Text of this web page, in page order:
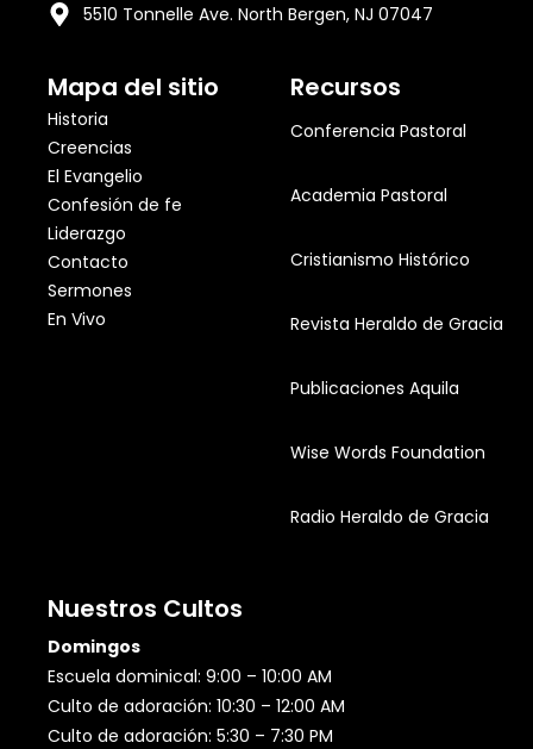
5510 Tonnelle Ave. North Bergen, NJ 07047
Mapa del sitio
Historia
Creencias
El Evangelio
Confesión de fe
Liderazgo
Contacto
Sermones
En Vivo
Recursos
Conferencia Pastoral
Academia Pastoral
Cristianismo Histórico
Revista Heraldo de Gracia
Publicaciones Aquila
Wise Words Foundation
Radio Heraldo de Gracia
Nuestros Cultos
Domingos
Escuela dominical: 9:00 – 10:00 AM
Culto de adoración: 10:30 – 12:00 AM
Culto de adoración: 5:30 – 7:30 PM